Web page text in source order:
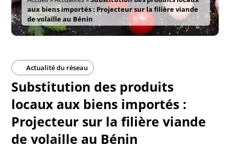
aux biens importés : Projecteur sur la filière viande
de volaille au Bénin
Actualité du réseau
Substitution des produits
locaux aux biens importés :
Projecteur sur la filière viande
de volaille au Bénin